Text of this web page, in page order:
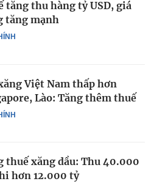
tăng thu hàng tỷ USD, giá
tăng mạnh
Việt Nam thấp hơn
Lào: Tăng thêm thuế
thuế xăng dầu: Thu 40.000
hơn 12.000 tỷ